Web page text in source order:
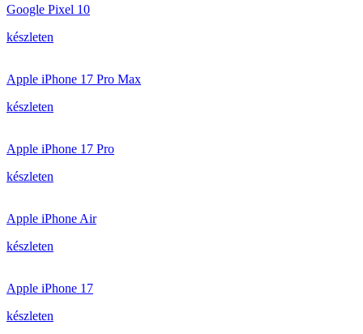
Google Pixel 10
készleten
Apple iPhone 17 Pro Max
készleten
Apple iPhone 17 Pro
készleten
Apple iPhone Air
készleten
Apple iPhone 17
készleten